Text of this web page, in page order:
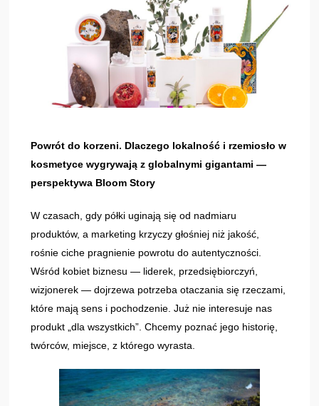
Powrót do korzeni. Dlaczego lokalność i rzemiosło w
kosmetyce wygrywają z globalnymi gigantami —
perspektywa Bloom Story
W czasach, gdy półki uginają się od nadmiaru
produktów, a marketing krzyczy głośniej niż jakość,
rośnie ciche pragnienie powrotu do autentyczności.
Wśród kobiet biznesu — liderek, przedsiębiorczyń,
wizjonerek — dojrzewa potrzeba otaczania się rzeczami,
które mają sens i pochodzenie. Już nie interesuje nas
produkt „dla wszystkich”. Chcemy poznać jego historię,
twórców, miejsce, z którego wyrasta.